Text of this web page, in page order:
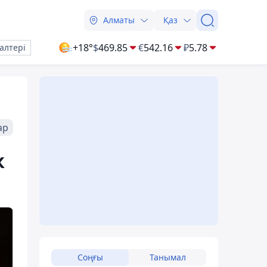
Алматы Қаз
+18°$469.85 €542.16 ₽5.78
Соңғы Танымал